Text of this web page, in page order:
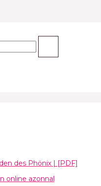
des Phönix | [PDF]
online azonnal